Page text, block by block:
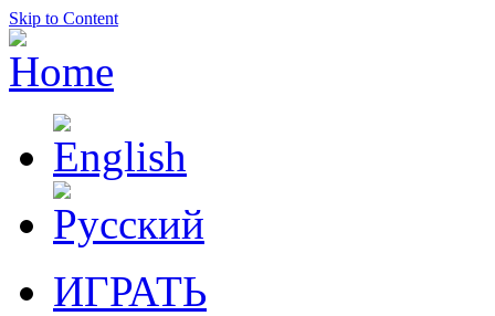
Skip to Content
ИГРАТЬ